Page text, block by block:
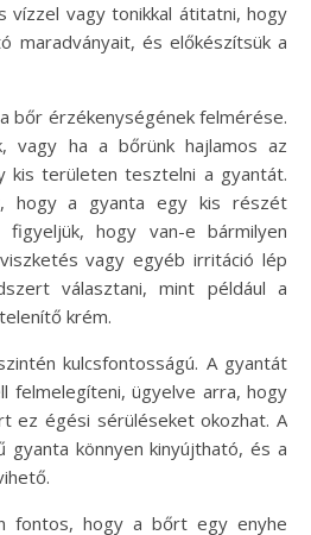
vízzel vagy tonikkal átitatni, hogy
maradványait, és előkészítsük a
bőr érzékenységének felmérése.
vagy ha a bőrünk hajlamos az
kis területen tesztelni a gyantát.
hogy a gyanta egy kis részét
hogy van-e bármilyen
vagy egyéb irritáció lép
választani, mint például a
krém.
kulcsfontosságú. A gyantát
felmelegíteni, ügyelve arra, hogy
ez égési sérüléseket okozhat. A
gyanta könnyen kinyújtható, és a
fontos, hogy a bőrt egy enyhe